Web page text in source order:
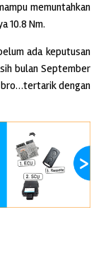
memuntahkan
10.8 Nm.
ada keputusan
bulan September
bro…tertarik dengan